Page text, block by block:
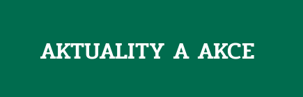
AKTUALITY A AKCE